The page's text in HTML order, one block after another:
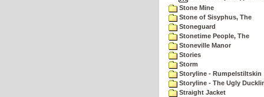
Stone Mine
Stone of Sisyphus, The
Stoneguard
Stonetime People, The
Stoneville Manor
Stories
Storm
Storyline - Rumpelstiltskin
Storyline - The Ugly
Straight Jacket